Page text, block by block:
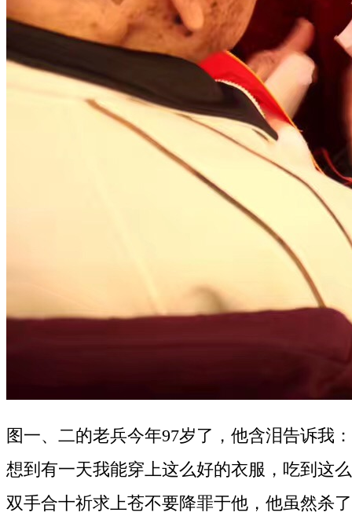
图一、二的老兵今年97岁了，他含泪告诉我
想到有一天我能穿上这么好的衣服，吃到这
双手合十祈求上苍不要降罪于他，他虽然杀